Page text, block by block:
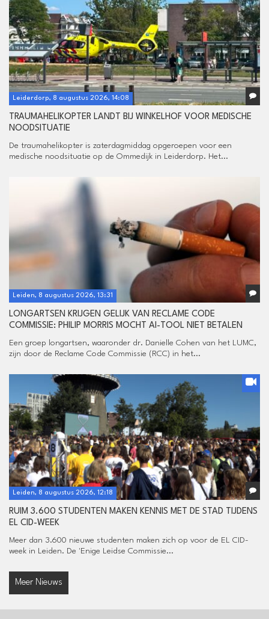
Leiderdorp, 8 augustus 2026, 14:08
TRAUMAHELIKOPTER LANDT BIJ WINKELHOF VOOR MEDISCHE
NOODSITUATIE
De traumahelikopter is zaterdagmiddag opgeroepen voor een
medische noodsituatie op de Ommedijk in Leiderdorp. Het...
Leiden, 8 augustus 2026, 13:31
LONGARTSEN KRIJGEN GELIJK VAN RECLAME CODE
COMMISSIE: PHILIP MORRIS MOCHT AI-TOOL NIET BETALEN
Een groep longartsen, waaronder dr. Danielle Cohen van het LUMC,
zijn door de Reclame Code Commissie (RCC) in het...
Leiden, 8 augustus 2026, 12:18
RUIM 3.600 STUDENTEN MAKEN KENNIS MET DE STAD TIJDENS
EL CID-WEEK
Meer dan 3.600 nieuwe studenten maken zich op voor de EL CID-
week in Leiden. De 'Enige Leidse Commissie...
Meer Nieuws